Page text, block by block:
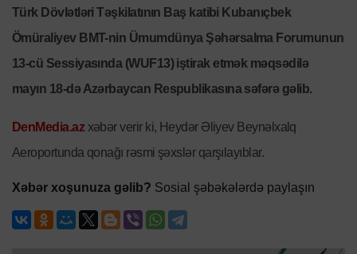
Türk Dövlətləri Təşkilatının Baş katibi Kubanıçbek
Ömüraliyev BMT-nin Ümumdünya Şəhərsalma Forumunun
13-cü Sessiyasında (WUF13) iştirak etmək məqsədilə
mayın 18-də Azərbaycan Respublikasına səfərə gəlib.
DenMedia.az xəbər verir ki, Heydər Əliyev Beynəlxalq
Aeroportunda qonağı rəsmi şəxslər qarşılayıblar.
Xəbər xoşunuza gəlib? Sosial şəbəkələrdə paylaşın